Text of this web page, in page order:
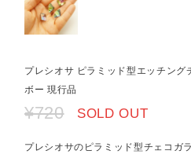
プレシオサ ピラミッド型エッチング
ボー 現行品
¥720 SOLD OUT
プレシオサのピラミッド型チェコガ